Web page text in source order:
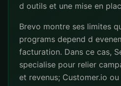
d outils et une mise en
Brevo montre ses limites
programs depend d
facturation. Dans ce cas,
specialise pour relier
et revenus; Customer.io